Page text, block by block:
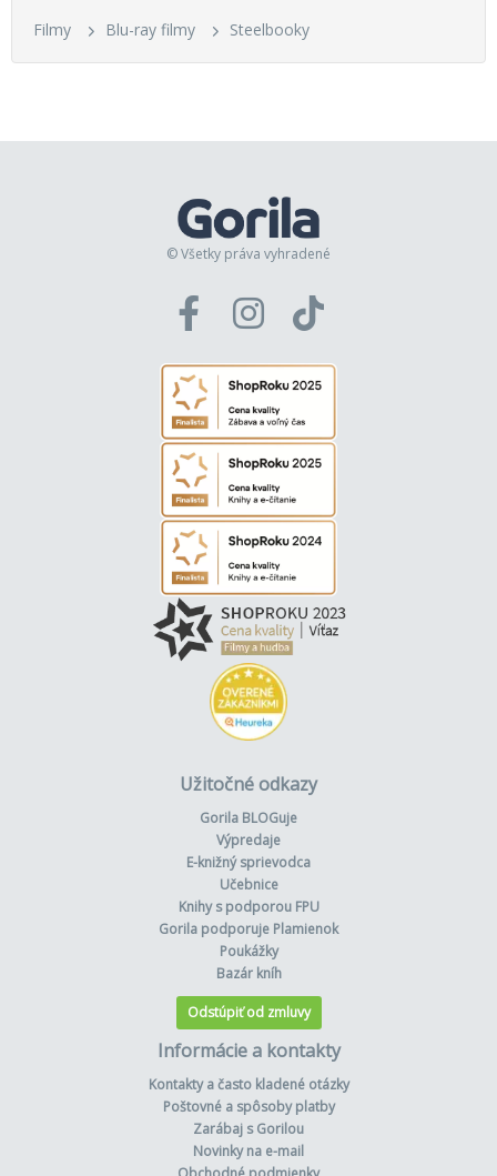
Filmy Blu-ray filmy Steelbooky
© Všetky práva vyhradené
Užitočné odkazy
Gorila BLOGuje
Výpredaje
E-knižný sprievodca
Učebnice
Knihy s podporou FPU
Gorila podporuje Plamienok
Poukážky
Bazár kníh
Odstúpiť od zmluvy
Informácie a kontakty
Kontakty a často kladené otázky
Poštovné a spôsoby platby
Zarábaj s Gorilou
Novinky na e-mail